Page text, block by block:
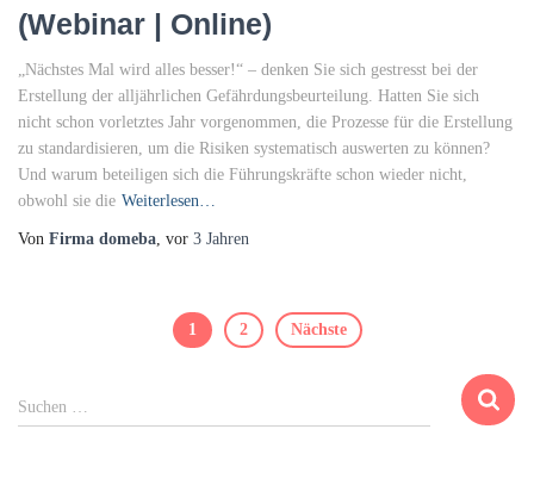
(Webinar | Online)
„Nächstes Mal wird alles besser!“ – denken Sie sich gestresst bei der
Erstellung der alljährlichen Gefährdungsbeurteilung. Hatten Sie sich
nicht schon vorletztes Jahr vorgenommen, die Prozesse für die Erstellung
zu standardisieren, um die Risiken systematisch auswerten zu können?
Und warum beteiligen sich die Führungskräfte schon wieder nicht,
obwohl sie die Weiterlesen…
Von Firma domeba , vor 3 Jahren
Beitragsnavigation
1 2 Nächste
u
Suchen …